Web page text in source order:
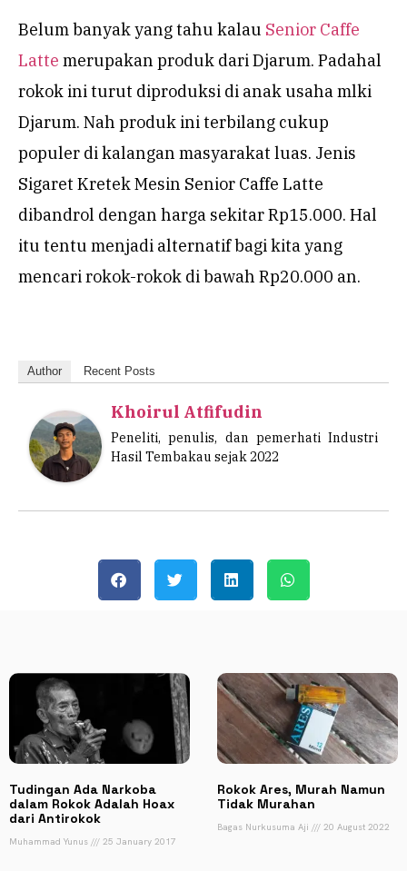
Belum banyak yang tahu kalau Senior Caffe
Latte merupakan produk dari Djarum. Padahal
rokok ini turut diproduksi di anak usaha mlki
Djarum. Nah produk ini terbilang cukup
populer di kalangan masyarakat luas. Jenis
Sigaret Kretek Mesin Senior Caffe Latte
dibandrol dengan harga sekitar Rp15.000. Hal
itu tentu menjadi alternatif bagi kita yang
mencari rokok-rokok di bawah Rp20.000 an.
Author Recent Posts
Khoirul Atfifudin
Peneliti, penulis, dan pemerhati Industri
Hasil Tembakau sejak 2022
Tudingan Ada Narkoba
dalam Rokok Adalah Hoax
dari Antirokok
Muhammad Yunus 25 January 2017
Rokok Ares, Murah Namun
Tidak Murahan
Bagas Nurkusuma Aji 20 August 2022